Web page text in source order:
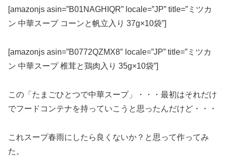
[amazonjs asin=”B01NAGHIQR” locale=”JP” title=”ミツカ
ン 中華スープ コーンと帆立入り 37g×10袋”]
[amazonjs asin=”B0772QZMX8″ locale=”JP” title=”ミツカ
ン 中華スープ 椎茸と鶏肉入り 35g×10袋”]
この「たまごひとつで中華スープ」・・・最初はそれだけ
でフードコンテナを持っていこうと思ったんだけど・・・
これスープ春雨にしたら良くないか？と思って作ってみ
た。